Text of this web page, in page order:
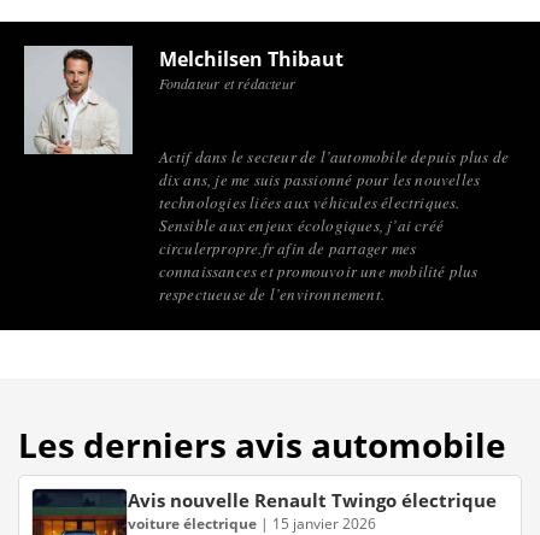
économiser jusqu’à plusieurs milliers d’euros selon la
situation.
Melchilsen Thibaut
Fondateur et rédacteur
Actif dans le secteur de l’automobile depuis plus de
dix ans, je me suis passionné pour les nouvelles
technologies liées aux véhicules électriques.
Sensible aux enjeux écologiques, j’ai créé
circulerpropre.fr afin de partager mes
connaissances et promouvoir une mobilité plus
respectueuse de l’environnement.
Les derniers avis automobile
Avis nouvelle Renault Twingo électrique
voiture électrique | 15 janvier 2026